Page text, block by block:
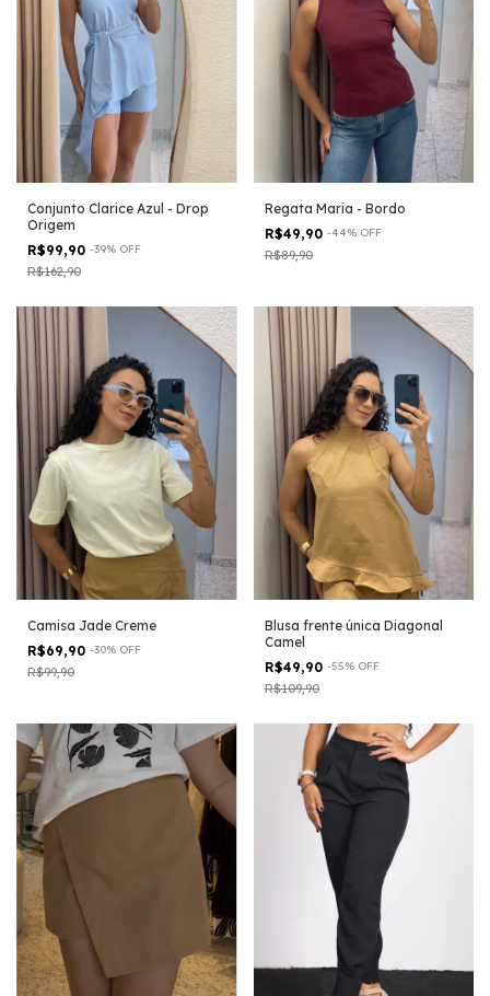
Conjunto Clarice Azul - Drop
Origem
R$99,90 -39% OFF
R$162,90
Regata Maria - Bordo
R$49,90 -44% OFF
R$89,90
Camisa Jade Creme
R$69,90 -30% OFF
R$99,90
Blusa frente única Diagonal
Camel
R$49,90 -55% OFF
R$109,90